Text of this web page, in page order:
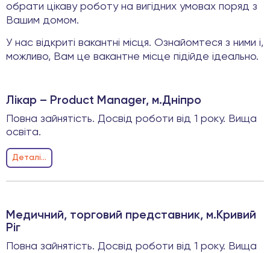
обрати цікаву роботу на вигідних умовах поряд з
Вашим домом.
У нас відкриті вакантні місця. Ознайомтеся з ними і,
можливо, Вам це вакантне місце підійде ідеально.
Лікар – Product Manager, м.Дніпро
Повна зайнятість. Досвід роботи від 1 року. Вища
освіта.
Деталi...
Медичний, торговий представник, м.Кривий
Ріг
Повна зайнятість. Досвід роботи від 1 року. Вища